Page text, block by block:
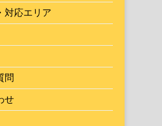
対応エリア
問
せ